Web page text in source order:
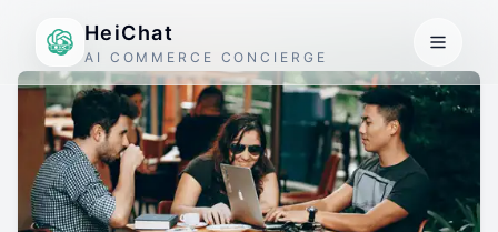
HeiChat
AI COMMERCE CONCIERGE